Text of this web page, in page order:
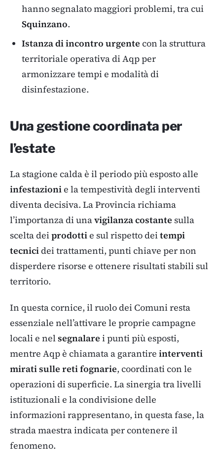
hanno segnalato maggiori problemi, tra cui
Squinzano.
Istanza di incontro urgente con la struttura
territoriale operativa di Aqp per
armonizzare tempi e modalità di
disinfestazione.
Una gestione coordinata per
l’estate
La stagione calda è il periodo più esposto alle
infestazionie la tempestività degli interventi
diventa decisiva. La Provincia richiama
l’importanza di unavigilanza costante sulla
scelta deiprodottie sul rispetto deitempi
tecnicidei trattamenti, punti chiave per non
disperdere risorse e ottenere risultati stabili sul
territorio.
In questa cornice, il ruolo dei Comuni resta
essenziale nell’attivare le proprie campagne
locali e nelsegnalare i punti più esposti,
mentre Aqp è chiamata a garantire interventi
mirati sulle reti fognarie, coordinati con le
operazioni di superficie. La sinergia tra livelli
istituzionali e la condivisione delle
informazioni rappresentano, in questa fase, la
strada maestra indicata per contenere il
fenomeno.